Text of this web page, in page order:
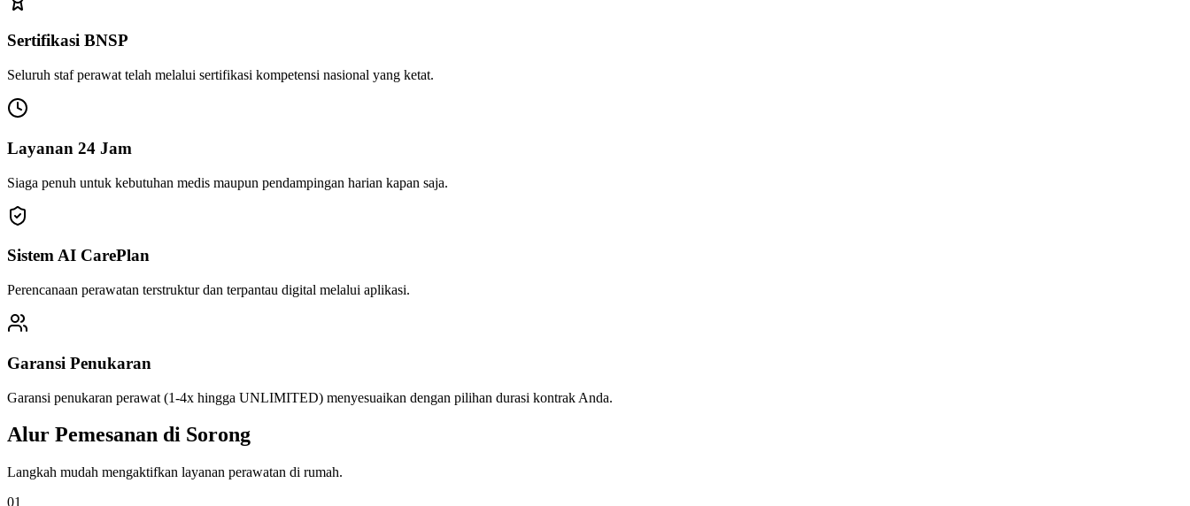
Sertifikasi BNSP
Seluruh staf perawat telah melalui sertifikasi kompetensi nasional yang ketat.
Layanan 24 Jam
Siaga penuh untuk kebutuhan medis maupun pendampingan harian kapan saja.
Sistem AI CarePlan
Perencanaan perawatan terstruktur dan terpantau digital melalui aplikasi.
Garansi Penukaran
Garansi penukaran perawat (1-4x hingga UNLIMITED) menyesuaikan dengan pilihan durasi kontrak Anda.
Alur Pemesanan di Sorong
Langkah mudah mengaktifkan layanan perawatan di rumah.
01